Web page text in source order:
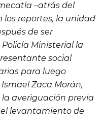
–atrás del
los reportes, la unidad
de ser
Ministerial la
social
para luego
Zaca Morán,
averiguación previa
el levantamiento de